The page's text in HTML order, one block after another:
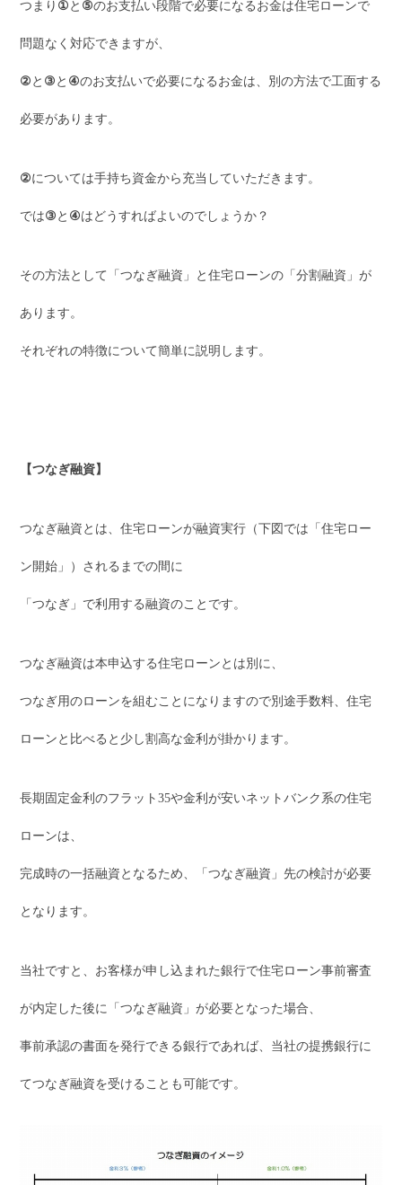
つまり ① と ⑤のお支払い段階で必要になるお金は住宅ローンで
問題なく対応できますが、
② と ③ と ④のお支払いで必要になるお金は、別の方法で工面する
必要があります。
②については手持ち資金から充当していただきます。
では③ と ④はどうすればよいのでしょうか？
その方法として「つなぎ融資」と住宅ローンの「分割融資」が
あります。
それぞれの特徴について簡単に説明します。
【つなぎ融資】
つなぎ融資とは、住宅ローンが融資実行（下図では「住宅ロー
ン開始」）されるまでの間に
「つなぎ」で利用する融資のことです。
つなぎ融資は本申込する住宅ローンとは別に、
つなぎ用のローンを組むことになりますので別途手数料、住宅
ローンと比べると少し割高な金利が掛かります。
長期固定金利のフラット35や金利が安いネットバンク系の住宅
ローンは、
完成時の一括融資となるため、「つなぎ融資」先の検討が必要
となります。
当社ですと、お客様が申し込まれた銀行で住宅ローン事前審査
が内定した後に「つなぎ融資」が必要となった場合、
事前承認の書面を発行できる銀行であれば、当社の提携銀行に
てつなぎ融資を受けることも可能です。